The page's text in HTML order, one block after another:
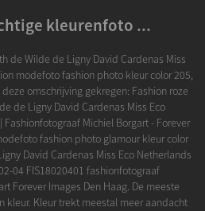
kleurenfoto ...
de Wilde de Ligny David Cardenas Miss
modefoto fashion photo kleur color 205,
omschrijving gekregen: Fashion roze
de Ligny David Cardenas Miss Eco
Michiel Borgart - Forever
fashion photo glamour kleur color
David Cardenas Miss Eco Netherlands
04 FIS18020401 fashionfotograaf
Forever Images Den Haag. De meeste
kleur. Kleur trekt meestal meer aandacht